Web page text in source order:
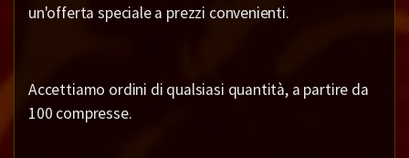
un'offerta speciale a prezzi convenienti.
Accettiamo ordini di qualsiasi quantità, a partire da
100 compresse.